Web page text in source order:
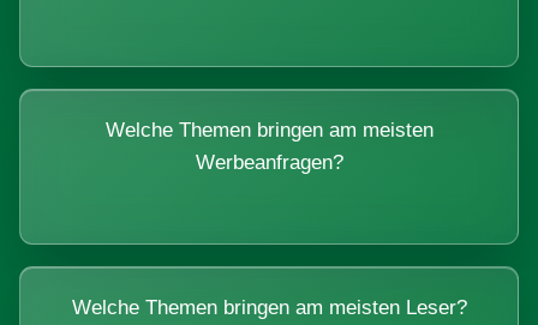
Welche Themen bringen am meisten
Werbeanfragen?
Welche Themen bringen am meisten Leser?